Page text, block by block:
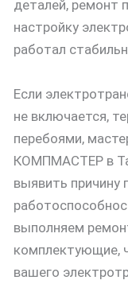
деталей, ремонт
настройку
работал
Если
не включается,
перебоями,
КОМПМАСТЕР в
выявить причину
выполняем
комплектующие,
вашего